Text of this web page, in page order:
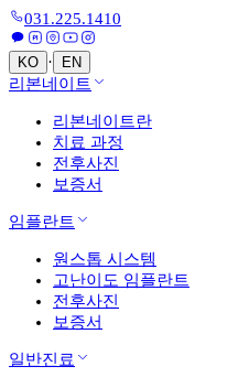
031.225.1410
KO · EN
리본네이트
리본네이트란
치료 과정
전후사진
보증서
임플란트
원스톱 시스템
고난이도 임플란트
전후사진
보증서
일반진료